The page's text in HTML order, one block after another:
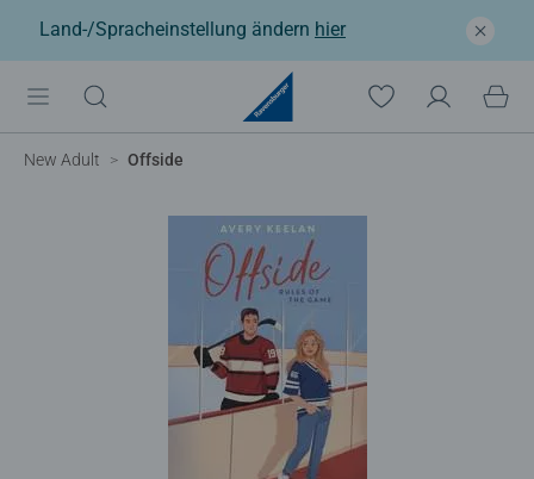
Land-/Spracheinstellung ändern hier
New Adult Offside